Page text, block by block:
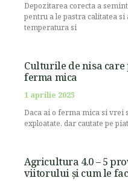
Depozitarea corecta a
pentru a le pastra calitatea
temperatura si
Culturile de nisa
ferma mica
1 aprilie 2025
Daca ai o ferma mica si
exploatate, dar cautate pe
Agricultura 4.0 – 5
viitorului și cum le